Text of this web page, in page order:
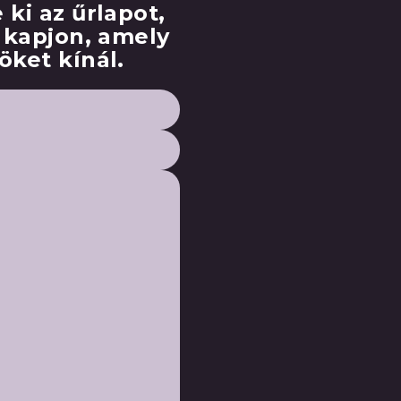
ki az űrlapot,
amely
kínál.